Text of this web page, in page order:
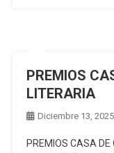
PREMIOS
LITERARIA
Diciembre 13, 2025
PREMIOS CASA